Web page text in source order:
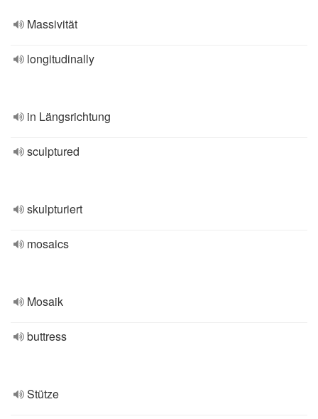
Massivität
longitudinally
in Längsrichtung
sculptured
skulpturiert
mosaics
Mosaik
buttress
Stütze